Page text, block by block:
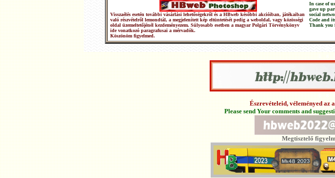
Visszaélés esetén további vásárlási lehetőségekről és a HBweb későbbi akcióiban, játékaiban
való részvételről lemondtál, a megjelenített kép eltüntetését pedig a weboldal, vagy közösségi
oldal üzemeltetőjénél kezdeményezem. Súlyosabb esetben a magyar Polgári Törvénykönyv
ide vonatkozó paragrafusai a mérvadók.
Köszönöm figyelmed.
In case of
gave up
social
Code and
Thank you
Észrevételeid, véleményed
Please send Your comments and
Megtisztelő